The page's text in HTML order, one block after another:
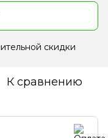
скидки
К сравнению